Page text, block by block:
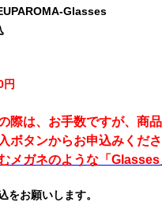
Glasses
円
際は、お手数ですが、商
ボタンからお申込みくだ
メガネのような 「Glasses
をお願いします。